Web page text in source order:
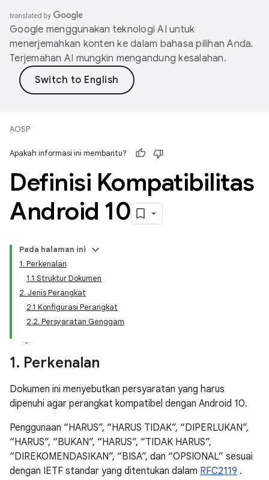
Google menggunakan teknologi AI untuk
menerjemahkan konten ke dalam bahasa pilihan Anda.
Terjemahan AI mungkin mengandung kesalahan.
AOSP
Apakah informasi ini membantu?
Definisi Kompatibilitas
Android 10
Pada halaman ini
1. Perkenalan
1.1 Struktur Dokumen
2. Jenis Perangkat
2.1 Konfigurasi Perangkat
2.2. Persyaratan Genggam
1. Perkenalan
Dokumen ini menyebutkan persyaratan yang harus
dipenuhi agar perangkat kompatibel dengan Android 10.
Penggunaan “HARUS”, “HARUS TIDAK”, “DIPERLUKAN”,
“HARUS”, “BUKAN”, “HARUS”, “TIDAK HARUS”,
“DIREKOMENDASIKAN”, “BISA”, dan “OPSIONAL” sesuai
dengan IETF standar yang ditentukan dalam RFC2119 .